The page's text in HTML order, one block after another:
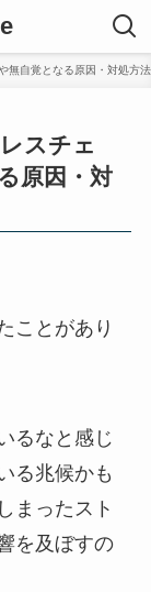
無自覚となる原因・対処方
スチェ
原因・対
ことがあり
るなと感じ
る兆候かも
まったスト
を及ぼすの